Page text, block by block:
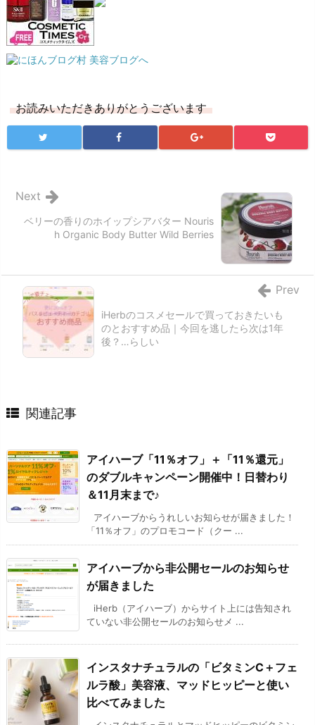
お読みいただきありがとうございます
ベリーの香りのホイップシアバター Nouris
h Organic Body Butter Wild Berries
Next
iHerbのコスメセールで買っておきたいも
のとおすすめ品｜今回を逃したら次は1年
後？…らしい
Prev
関連記事
アイハーブ「11％オフ」＋「11％還元」
のダブルキャンペーン開催中！日替わり
＆11月末まで♪
アイハーブからうれしいお知らせが届きました！
「11％オフ」のプロモコード（クー ...
アイハーブから非公開セールのお知らせ
が届きました
iHerb（アイハーブ）からサイト上には告知され
ていない非公開セールのお知らせメ ...
インスタナチュラルの「ビタミンC＋フェ
ルラ酸」美容液、マッドヒッピーと使い
比べてみました